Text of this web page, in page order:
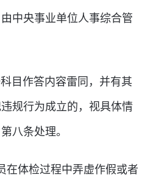
中央事业单位人事综合管
目作答内容雷同，并有其
规行为成立的，视具体情
八条处理。
在体检过程中弄虚作假或者